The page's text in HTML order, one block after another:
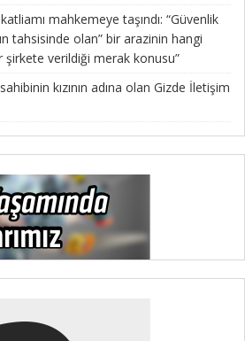
mahkemeye taşındı: “Güvenlik
tahsisinde olan” bir arazinin hangi
verildiği merak konusu”
kızının adına olan Gizde İletişim